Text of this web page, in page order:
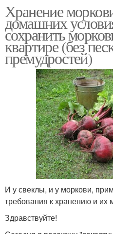
Хранение
домашних
сохранить
квартире (без
премудростей)
И у свеклы, и у моркови,
требования к хранению и их
Здравствуйте!